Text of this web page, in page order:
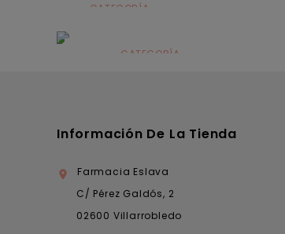
CATEGORÍA
CATEGORÍA
Información De La Tienda

Farmacia Eslava
C/ Pérez Galdós, 2
02600 Villarrobledo